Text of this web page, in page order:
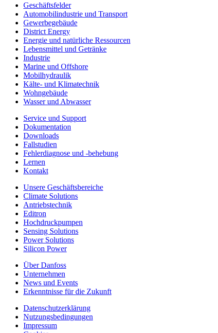
Geschäftsfelder
Automobilindustrie und Transport
Gewerbegebäude
District Energy
Energie und natürliche Ressourcen
Lebensmittel und Getränke
Industrie
Marine und Offshore
Mobilhydraulik
Kälte- und Klimatechnik
Wohngebäude
Wasser und Abwasser
Service und Support
Dokumentation
Downloads
Fallstudien
Fehlerdiagnose und -behebung
Lernen
Kontakt
Unsere Geschäftsbereiche
Climate Solutions
Antriebstechnik
Editron
Hochdruckpumpen
Sensing Solutions
Power Solutions
Silicon Power
Über Danfoss
Unternehmen
News und Events
Erkenntnisse für die Zukunft
Datenschutzerklärung
Nutzungsbedingungen
Impressum